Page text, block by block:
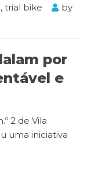
, trial bike
by
por
e
2 de Vila
uma iniciativa